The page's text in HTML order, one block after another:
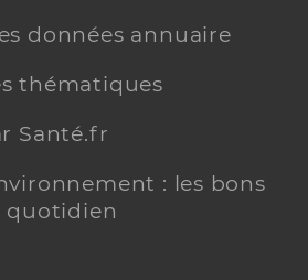
données annuaire
thématiques
Santé.fr
: les bons
quotidien